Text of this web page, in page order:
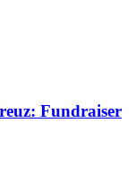
Fundraiser